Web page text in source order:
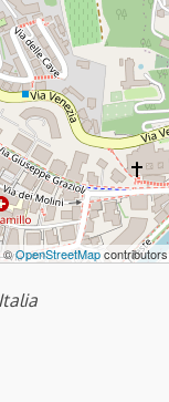
©OpenStreetMapcontributors